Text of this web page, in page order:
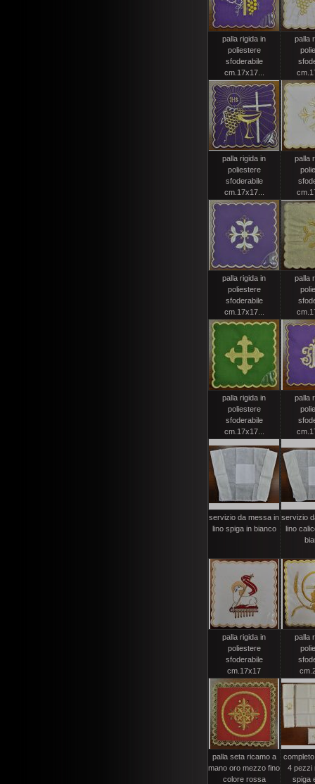
palla rigida in
poliestere
sfoderabile
cm.17x17...
palla
palla rigida in
poliestere
sfoderabile
cm.17x17...
palla
palla rigida in
poliestere
sfoderabile
cm.17x17...
palla
palla rigida in
poliestere
sfoderabile
cm.17x17...
palla
servizio da messa in
lino spiga in bianco
servizio
lino
palla rigida in
poliestere
sfoderabile
cm.17x17
palla
palla seta ricamo a
mano oro mezzo fino
colore rossa
4 pezzi
spiga